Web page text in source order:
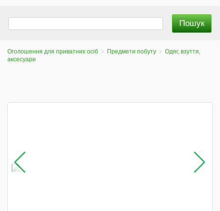
Оголошення для приватних осіб Предмети побуту
Одяг, взуття,
аксесуари